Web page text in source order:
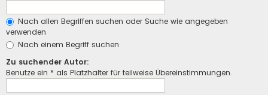
Nach allen Begriffen suchen oder Suche wie angegeben
verwenden
Nach einem Begriff suchen
Zu suchender Autor:
Benutze ein * als Platzhalter für teilweise Übereinstimmungen.